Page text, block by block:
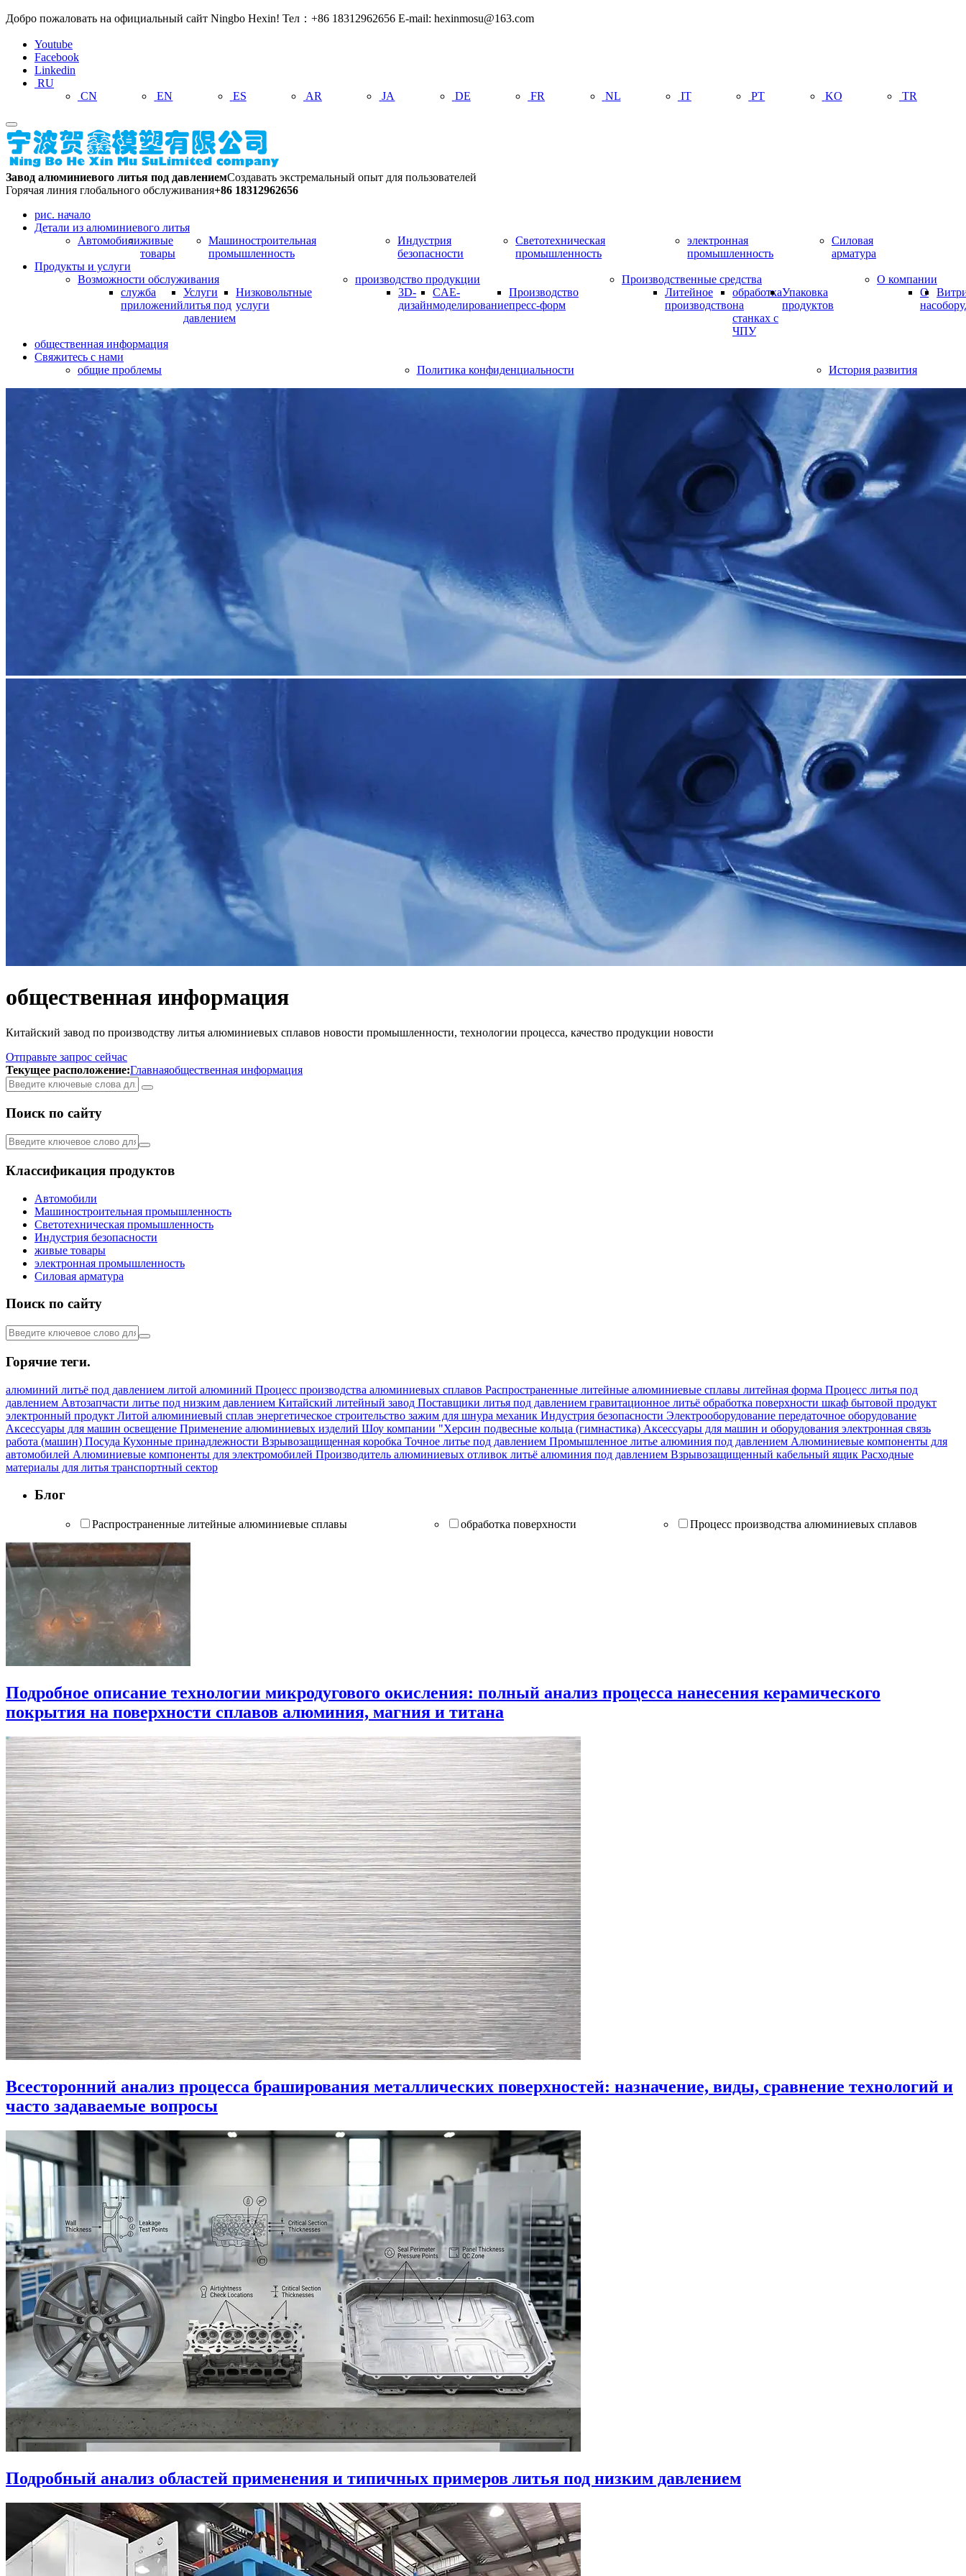
Добро пожаловать на официальный сайт Ningbo Hexin! Тел：+86 18312962656 E-mail: hexinmosu@163.com
Youtube
Facebook
Linkedin
RU
CN
EN ES AR JA DE FR NL IT PT KO TR
Завод алюминиевого литья под давлениемСоздавать экстремальный опыт для пользователей
Горячая линия глобального обслуживания+86 18312962656
рис. начало
Детали из алюминиевого литья
Автомобилиживые
товары
Машиностроительная
промышленность
Индустрия
безопасности
Светотехническая
промышленность
электронная
промышленность
Силовая
арматура
Продукты и услуги
Возможности обслуживания
служба
приложений
Услуги
литья под
давлением
Низковольтные
услуги
производство продукции
3D-
дизайн
CAE-
моделирование
Производство
пресс-форм
Производственные средства
Литейное
производство
обработка
на
станках с
ЧПУ
Упаковка
продуктов
О компании
О
нас
общественная информация
Свяжитесь с нами
общие проблемы
Политика конфиденциальности История развития
общественная информация
Китайский завод по производству литья алюминиевых сплавов новости промышленности, технологии процесса, качество продукции новости
Отправьте запрос сейчас
Текущее расположение:Главнаяобщественная информация
Поиск по сайту
Классификация продуктов
Автомобили
Машиностроительная промышленность
Светотехническая промышленность
Индустрия безопасности
живые товары
электронная промышленность
Силовая арматура
Поиск по сайту
Горячие теги.
алюминий литьё под давлением литой алюминий Процесс производства алюминиевых сплавов Распространенные литейные алюминиевые сплавы литейная форма Процесс литья под
давлением Автозапчасти литье под низким давлением Китайский литейный завод Поставщики литья под давлением гравитационное литьё обработка поверхности шкаф бытовой продукт
электронный продукт Литой алюминиевый сплав энергетическое строительство зажим для шнура механик Индустрия безопасности Электрооборудование передаточное оборудование
Аксессуары для машин освещение Применение алюминиевых изделий Шоу компании "Херсин подвесные кольца (гимнастика) Аксессуары для машин и оборудования электронная связь
работа (машин) Посуда Кухонные принадлежности Взрывозащищенная коробка Точное литье под давлением Промышленное литье алюминия под давлением Алюминиевые компоненты для
автомобилей Алюминиевые компоненты для электромобилей Производитель алюминиевых отливок литьё алюминия под давлением Взрывозащищенный кабельный ящик Расходные
материалы для литья транспортный сектор
Блог
Распространенные литейные алюминиевые сплавы обработка поверхности Процесс производства алюминиевых сплавов
Подробное описание технологии микродугового окисления: полный анализ процесса нанесения керамического
покрытия на поверхности сплавов алюминия, магния и титана
Всесторонний анализ процесса браширования металлических поверхностей: назначение, виды, сравнение технологий и
часто задаваемые вопросы
Подробный анализ областей применения и типичных примеров литья под низким давлением